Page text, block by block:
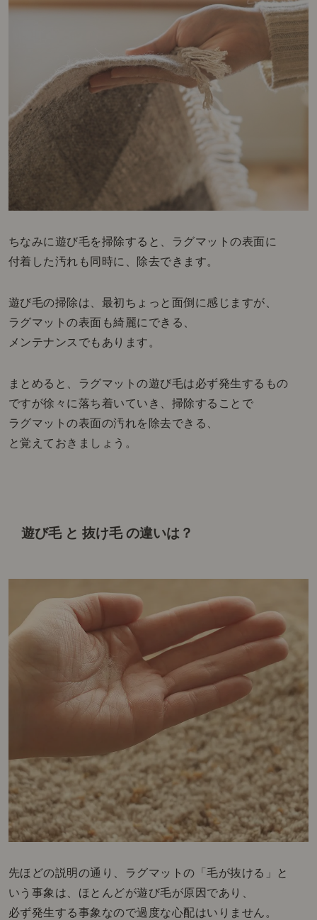
ちなみに遊び毛を掃除すると、ラグマットの表面に
付着した汚れも同時に、除去できます。
遊び毛の掃除は、最初ちょっと面倒に感じますが、
ラグマットの表面も綺麗にできる、
メンテナンスでもあります。
まとめると、ラグマットの遊び毛は必ず発生するもの
ですが徐々に落ち着いていき、掃除することで
ラグマットの表面の汚れを除去できる、
と覚えておきましょう。
遊び毛 と 抜け毛 の違いは？
先ほどの説明の通り、ラグマットの「毛が抜ける」と
いう事象は、ほとんどが遊び毛が原因であり、
必ず発生する事象なので過度な心配はいりません。